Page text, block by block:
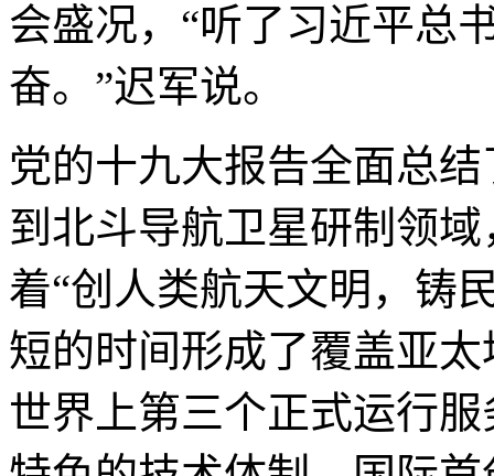
会盛况，“听了习近平总
奋。”迟军说。
党的十九大报告全面总
到北斗导航卫星研制领
着“创人类航天文明，铸
短的时间形成了覆盖亚
世界上第三个正式运行